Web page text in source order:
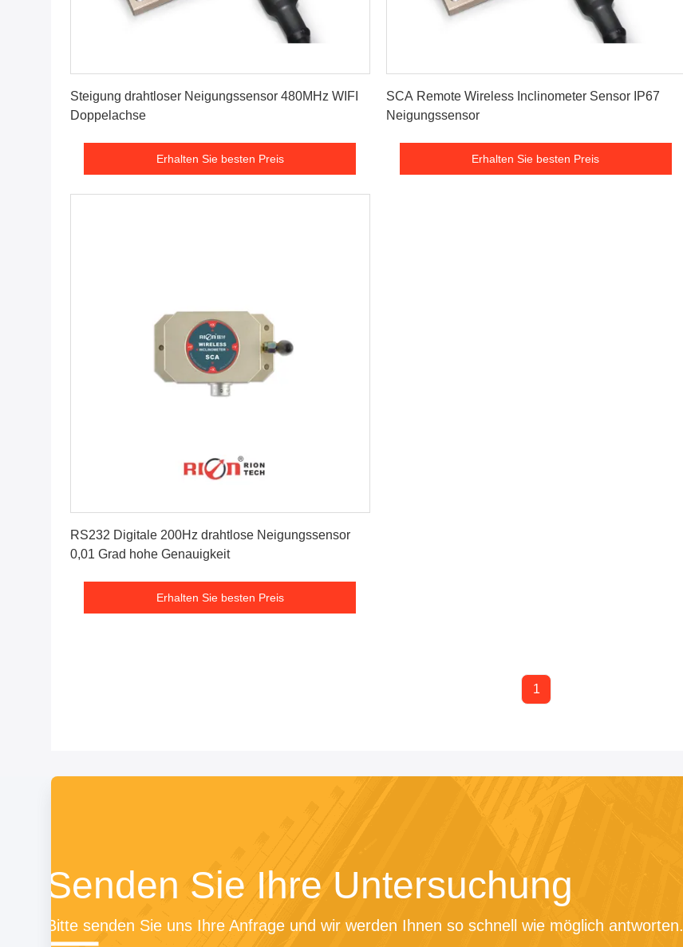
Steigung drahtloser Neigungssensor 480MHz WIFI
Doppelachse
Erhalten Sie besten Preis
SCA Remote Wireless Inclinometer Sensor IP67
Neigungssensor
Erhalten Sie besten Preis
RS232 Digitale 200Hz drahtlose Neigungssensor
0,01 Grad hohe Genauigkeit
Erhalten Sie besten Preis
1
Senden Sie Ihre Untersuchung
Bitte senden Sie uns Ihre Anfrage und wir werden Ihnen so schnell wie möglich antworten.